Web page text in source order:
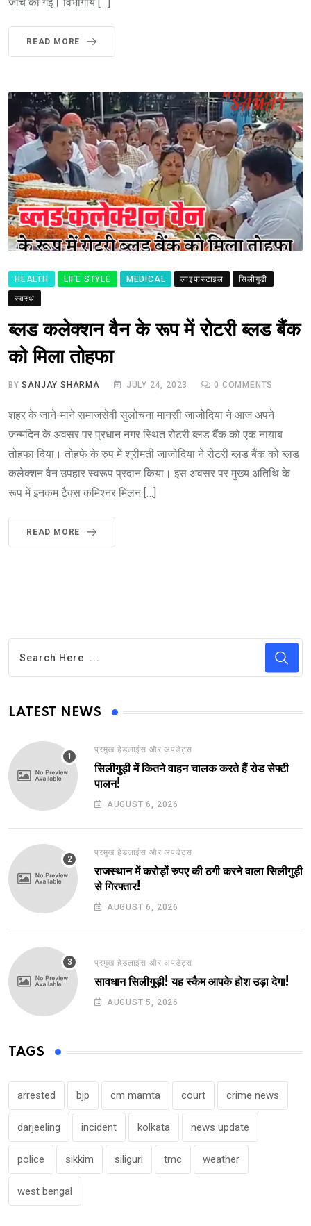
जांच की गई। विभागीय […]
READ MORE
HEALTH LIFE STYLE MEDICAL लाइफस्टाइल
सिलीगुड़ी
स्वस्थ
ब्लड कलेक्शन वैन के रूप में रोटरी ब्लड बैंक
को मिला तोहफा
BYSANJAY SHARMA JULY 24, 2023 0 COMMENTS
शहर के जाने-माने समाजसेवी सुलोचना मानसी जाजोदिया ने आज अपने
जन्मदिन के अवसर पर प्रधान नगर स्थित रोटरी ब्लड बैंक को एक नायाब
तोहफा दिया। तोहफे के रुप में श्रीमती जाजोदिया ने रोटरी ब्लड बैंक को ब्लड
कलेक्शन वैन उपहार स्वरूप प्रदान किया। इस अवसर पर मुख्य अतिथि के
रूप में इनकम टैक्स कमिश्नर मिलन […]
READ MORE
LATEST NEWS
प्रमुख हेडलाइंस और अपडेट्स
सिलीगुड़ी में कितने वाहन चालक करते हैं रोड सेफ्टी
पालन!
AUGUST 6, 2026
प्रमुख हेडलाइंस और अपडेट्स
राजस्थान में करोड़ों रुपए की ठगी करने वाला सिलीगुड़ी
से गिरफ्तार!
AUGUST 6, 2026
प्रमुख हेडलाइंस और अपडेट्स
सावधान सिलीगुड़ी! यह स्कैम आपके होश उड़ा देगा!
AUGUST 5, 2026
TAGS
arrested bjp cm mamta court crime news
darjeeling incident kolkata news update
police sikkim siliguri tmc weather
west bengal